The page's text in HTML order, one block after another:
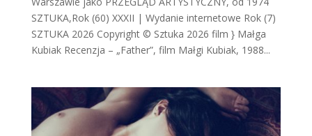
SZTUKA,Rok (60) XXXII | Wydanie internetowe Rok (7)
SZTUKA 2026 Copyright © Sztuka 2026 film } Małga
Kubiak Recenzja – „Father”, film Małgi Kubiak, 1988...